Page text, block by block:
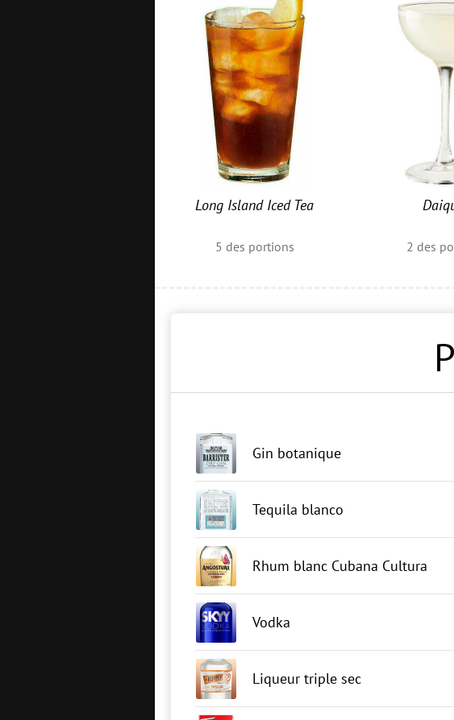
Long Island Iced Tea
5 des portions 2 des
Gin botanique
Tequila blanco
Rhum blanc Cubana Cultura
Vodka
Liqueur triple sec